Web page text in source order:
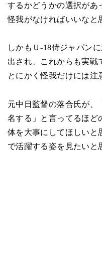
するかどうかの選択があ
怪我がなければいいなと
しかもＵ-18侍ジャパン
出され、これからも実戦
とにかく怪我だけには注
元中日監督の落合氏が、
名する」と言ってるほど
体を大事にしてほしいと
で活躍する姿を見たいと